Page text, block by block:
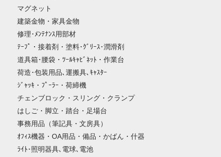
マグネット
建築金物・家具金物
修理･ﾒﾝﾃﾅﾝｽ用部材
ﾃｰﾌﾟ・接着剤・塗料･ｸﾞﾘｰｽ･潤滑剤
道具箱･腰袋・ﾂｰﾙｷｬﾋﾞﾈｯﾄ・作業台
荷造･包装用品､運搬具､ｷｬｽﾀｰ
ｼﾞｬｯｷ・ﾌﾟｰﾗｰ・荷締機
チェンブロック・スリング・クランプ
はしご・脚立・踏台・足場台
事務用品（筆記具・文房具）
ｵﾌｨｽ機器・OA用品・備品・かばん・什器
ﾗｲﾄ･照明器具､電球､電池